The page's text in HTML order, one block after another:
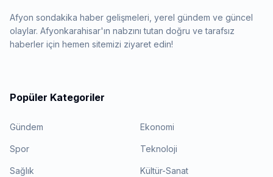
Afyon sondakika haber gelişmeleri, yerel gündem ve güncel
olaylar. Afyonkarahisar'ın nabzını tutan doğru ve tarafsız
haberler için hemen sitemizi ziyaret edin!
Popüler Kategoriler
Gündem Ekonomi
Spor Teknoloji
Sağlık Kültür-Sanat